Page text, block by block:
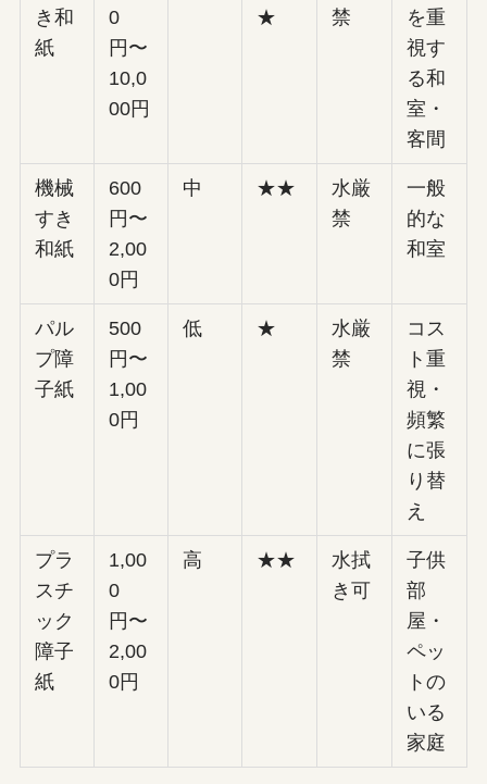
き和
紙
0
円〜
10,0
00円
★
禁
を重
視す
る和
室・
客間
機械
すき
和紙
600
円〜
2,00
0円
中 ★★
水厳
禁
一般
的な
和室
パル
プ障
子紙
500
円〜
1,00
0円
低 ★
水厳
禁
コス
ト重
視・
頻繁
に張
り替
え
プラ
スチ
ック
障子
紙
1,00
0
円〜
2,00
0円
高 ★★
水拭
き可
子供
部
屋・
ペッ
トの
いる
家庭